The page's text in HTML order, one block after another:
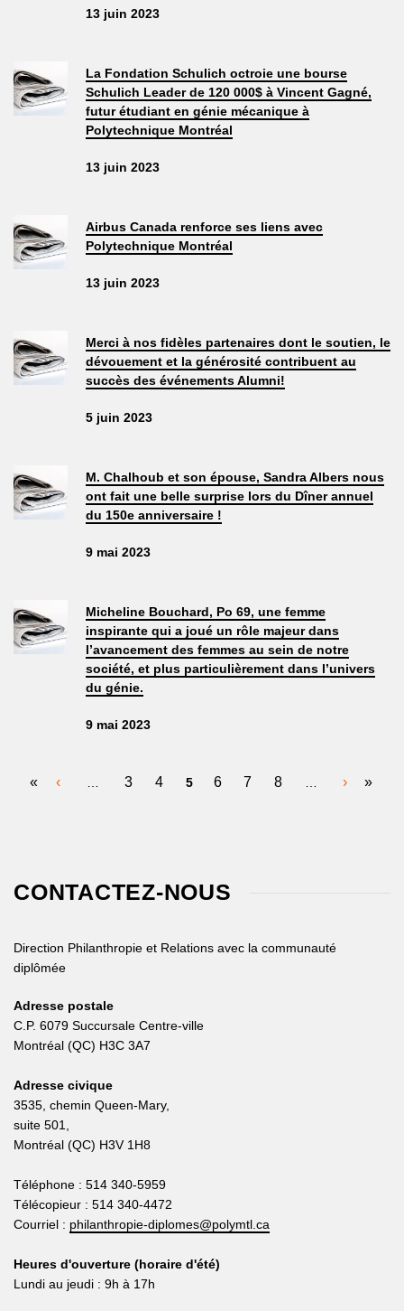
13 juin 2023
La Fondation Schulich octroie une bourse
Schulich Leader de 120 000$ à Vincent Gagné,
futur étudiant en génie mécanique à
Polytechnique Montréal
13 juin 2023
Airbus Canada renforce ses liens avec
Polytechnique Montréal
13 juin 2023
Merci à nos fidèles partenaires dont le soutien, le
dévouement et la générosité contribuent au
succès des événements Alumni!
5 juin 2023
M. Chalhoub et son épouse, Sandra Albers nous
ont fait une belle surprise lors du Dîner annuel
du 150e anniversaire !
9 mai 2023
Micheline Bouchard, Po 69, une femme
inspirante qui a joué un rôle majeur dans
l’avancement des femmes au sein de notre
société, et plus particulièrement dans l’univers
du génie.
9 mai 2023
PAGES
« ‹ 3 4 5 6 7 8 › »
CONTACTEZ-NOUS
Direction Philanthropie et Relations avec la communauté
diplômée
Adresse postale
C.P. 6079 Succursale Centre-ville
Montréal (QC) H3C 3A7
Adresse civique
3535, chemin Queen-Mary,
suite 501,
Montréal (QC) H3V 1H8
Téléphone : 514 340-5959
Télécopieur : 514 340-4472
Courriel : philanthropie-diplomes@polymtl.ca
Heures d'ouverture (horaire d'été)
Lundi au jeudi : 9h à 17h